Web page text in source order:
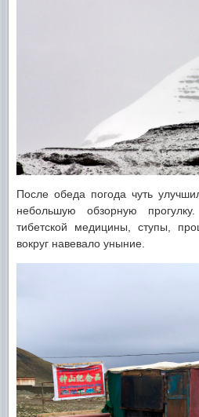
После обеда погода чуть
небольшую обзорную
тибетской медицины, ступы,
вокруг навевало уныние.